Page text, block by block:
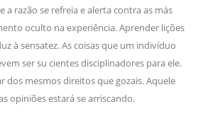
a razão se refreia e alerta contra as más
oculto na experiência. Aprender lições
à sensatez. As coisas que um indivíduo
ser su cientes disciplinadores para ele.
dos mesmos direitos que gozais. Aquele
opiniões estará se arriscando.